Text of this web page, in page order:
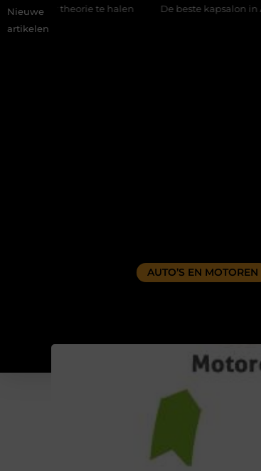
Nieuwe
artikelen
te halen De beste kapsalon in Arnhem: meer
AUTO’S EN MOTOREN